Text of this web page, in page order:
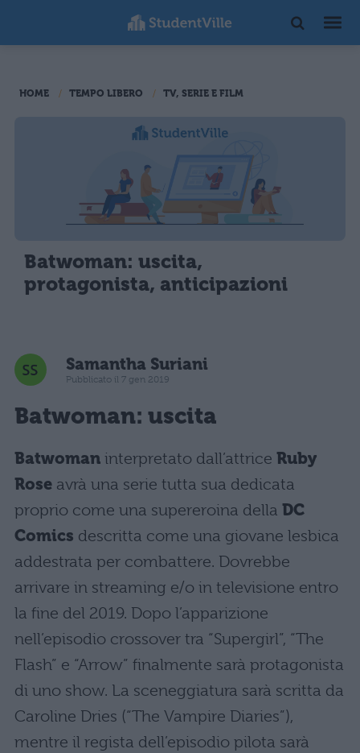
HOME TEMPO LIBERO TV, SERIE E FILM
Batwoman: uscita,
protagonista, anticipazioni
Samantha Suriani
Pubblicato il 7 gen 2019
Batwoman: uscita
Batwoman interpretato dall’attrice Ruby
Rose avrà una serie tutta sua dedicata
proprio come una supereroina della DC
Comics descritta come una giovane lesbica
addestrata per combattere. Dovrebbe
arrivare in streaming e/o in televisione entro
la fine del 2019. Dopo l’apparizione
nell’episodio crossover tra “Supergirl”, “The
Flash” e “Arrow” finalmente sarà protagonista
di uno show. La sceneggiatura sarà scritta da
Caroline Dries (“The Vampire Diaries”),
mentre il regista dell’episodio pilota sarà